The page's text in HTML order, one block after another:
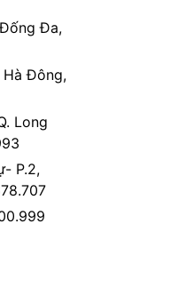
Đa,
Hà Đông,
Long
P.2,